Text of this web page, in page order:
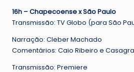
16h – Chapecoense x São Paulo
Transmissão: TV Globo (para São
Narração: Cleber Machado
Comentários: Caio Ribeiro e
Transmissão: Premiere